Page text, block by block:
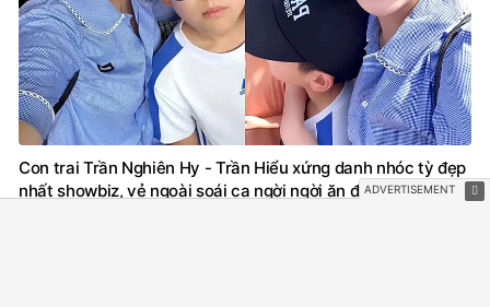
Con trai Trần Nghiên Hy - Trần Hiểu xứng danh nhóc tỳ đẹp
nhất showbiz, vẻ ngoài soái ca ngời ngời ăn đứt cả bố